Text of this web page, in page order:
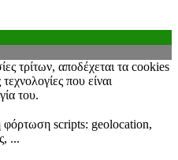
τρίτων, αποδέχεται τα cookies
που είναι
του.
φόρτωση scripts: geolocation,
...